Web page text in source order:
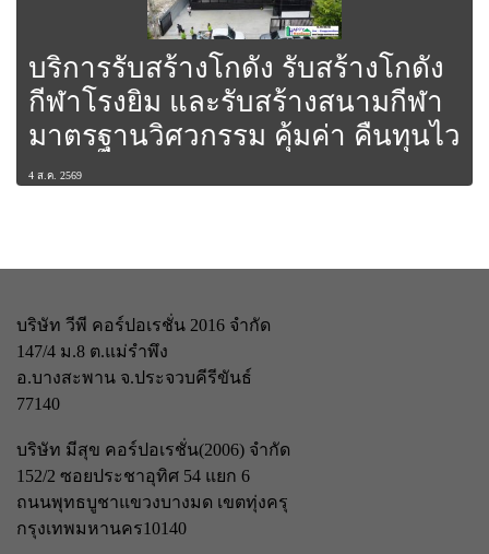
บริการรับสร้างโกดัง รับสร้างโกดัง
กีฬาโรงยิม และรับสร้างสนามกีฬา
มาตรฐานวิศวกรรม คุ้มค่า คืนทุนไว
4 ส.ค. 2569
บริษัท วีพี คอร์ปอเรชั่น 2016 จำกัด
147/4 ม.8 ต.แม่รำพึง
อ.บางสะพาน จ.ประจวบคีรีขันธ์
77140
บริษัท มีสุข คอร์ปอเรชั่น(2006) จำกัด
152/2 ซอยประชาอุทิศ 54 แยก 6
ถนนพุทธบูชาแขวงบางมด เขตทุ่งครุ
กรุงเทพมหานคร10140